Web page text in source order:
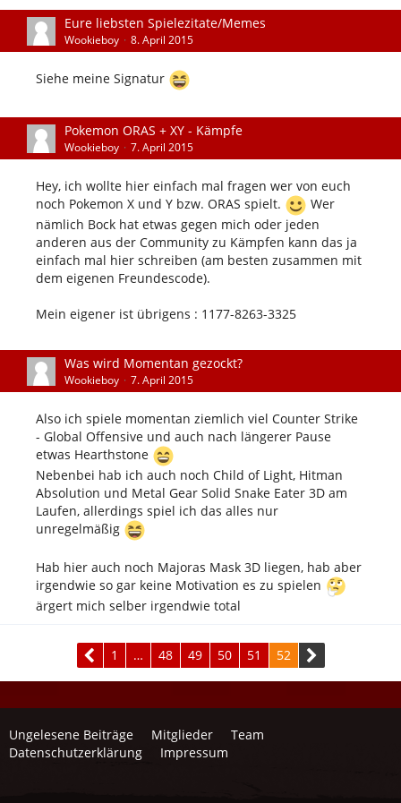
Eure liebsten Spielezitate/Memes
Wookieboy 8. April 2015
Siehe meine Signatur
Pokemon ORAS + XY - Kämpfe
Wookieboy 7. April 2015
Hey, ich wollte hier einfach mal fragen wer von euch
noch Pokemon X und Y bzw. ORAS spielt.
Wer
nämlich Bock hat etwas gegen mich oder jeden
anderen aus der Community zu Kämpfen kann das ja
einfach mal hier schreiben (am besten zusammen mit
dem eigenen Freundescode).
Mein eigener ist übrigens : 1177-8263-3325
Was wird Momentan gezockt?
Wookieboy 7. April 2015
Also ich spiele momentan ziemlich viel Counter Strike
- Global Offensive und auch nach längerer Pause
etwas Hearthstone
Nebenbei hab ich auch noch Child of Light, Hitman
Absolution und Metal Gear Solid Snake Eater 3D am
Laufen, allerdings spiel ich das alles nur
unregelmäßig
Hab hier auch noch Majoras Mask 3D liegen, hab aber
irgendwie so gar keine Motivation es zu spielen
ärgert mich selber irgendwie total
1 … 48 49 50 51 52
Ungelesene Beiträge Mitglieder
Team
Datenschutzerklärung
Impressum